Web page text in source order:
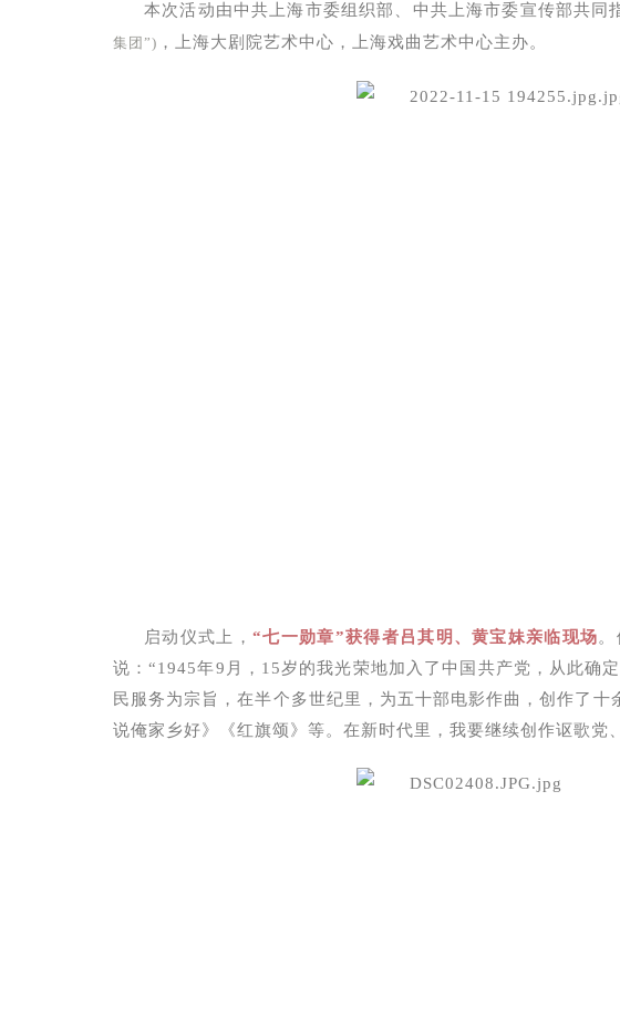
本次活动由中共上海市委组织部、中共上海市委宣传部共
集团”) ，上海大剧院艺术中心，上海戏曲艺术中心主办。
启动仪式上， “七一勋章”获得者吕其明、黄宝妹亲临现场
说：“1945年9月，15岁的我光荣地加入了中国共产党，从此确
民服务为宗旨，在半个多世纪里，为五十部电影作曲，创作了
说俺家乡好》《红旗颂》等。在新时代里，我要继续创作讴歌